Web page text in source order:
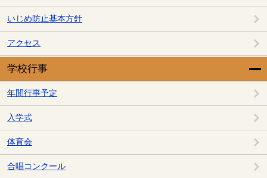
いじめ防止基本方針
アクセス
学校行事
年間行事予定
入学式
体育会
合唱コンクール